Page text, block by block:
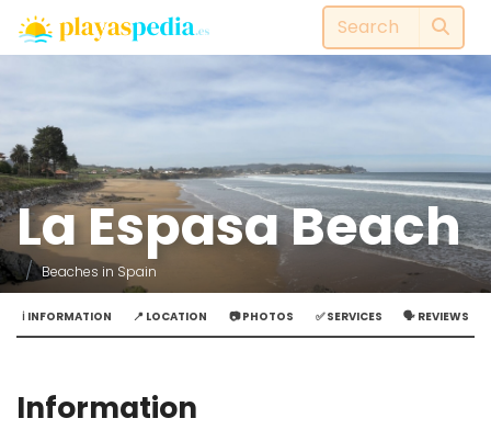
La Espasa Beach
Beaches in Spain
ℹ️ INFORMATION 📍 LOCATION 📷 PHOTOS ✅ SERVICES 🗣️ REVIEWS
Information